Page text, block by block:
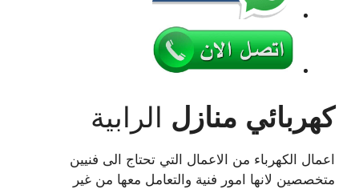
كهربائي منازل الرابية
اعمال الكهرباء من الاعمال التي تحتاج الى فنيين
متخصصين لانها امور فنية والتعامل معها من غير